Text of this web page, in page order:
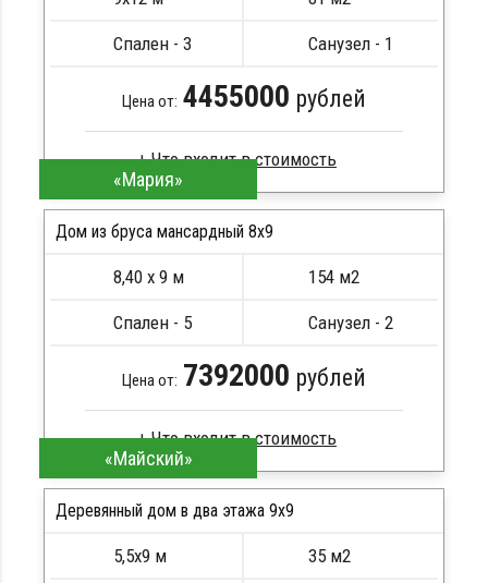
Сборка на березовые нагеля, джут
Металлические сваи 108 диаметр
Спален - 3 Санузел - 1
Цена от: 4455000 рублей
Брус камерной сушки
Стропила, балки 50х200 мм
Метизы, саморезы, гвозди
ПОДРОБНЕЕ
«Мария»
Дом из бруса мансардный 8x9
8,40 х 9 м 154 м2
Спален - 5 Санузел - 2
Цена от: 7392000 рублей
Брус естественной влажности
Стропила, балки 50х200 мм
Метизы, саморезы, гвозди
ПОДРОБНЕЕ
«Майский»
Деревянный дом в два этажа 9x9
5,5х9 м 35 м2